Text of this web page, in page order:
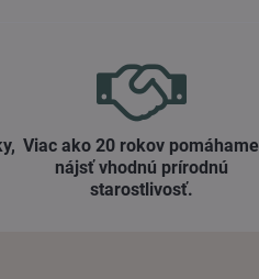
Viac ako 20 rokov pomáhame
nájsť vhodnú prírodnú
starostlivosť​.